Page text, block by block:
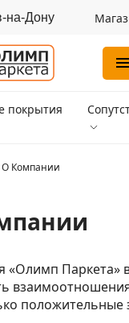
на-Дону
покрытия
О Компании
«Олимп Паркета»
положительные